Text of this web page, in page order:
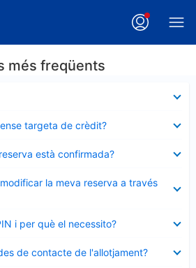
més freqüents
targeta de crèdit?
està confirmada?
la meva reserva a través
i per què el necessito?
de contacte de l'allotjament?